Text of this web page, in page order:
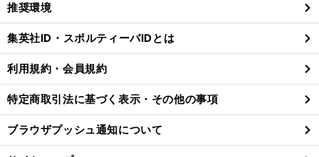
閉
る
推奨環境
集英社ID・スポルティーバIDとは
利用規約・会員規約
特定商取引法に基づく表示・その他の事項
ブラウザプッシュ通知について